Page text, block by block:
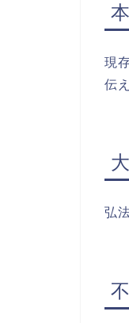
現
伝
弘